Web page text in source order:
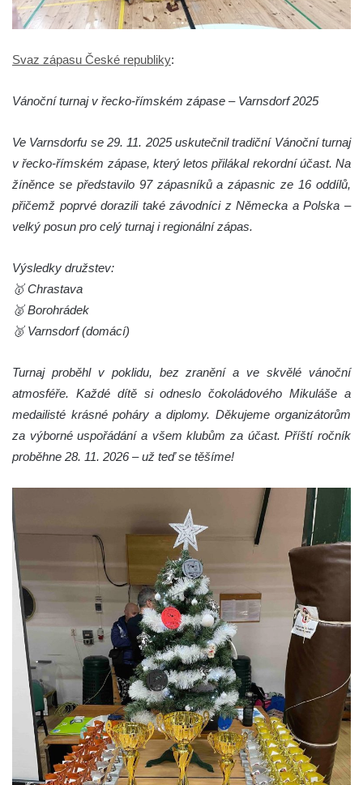
Svaz zápasu České republiky:
Vánoční turnaj v řecko-římském zápase – Varnsdorf 2025
Ve Varnsdorfu se 29. 11. 2025 uskutečnil tradiční Vánoční turnaj
v řecko-římském zápase, který letos přilákal rekordní účast. Na
žíněnce se představilo 97 zápasníků a zápasnic ze 16 oddílů,
přičemž poprvé dorazili také závodníci z Německa a Polska –
velký posun pro celý turnaj i regionální zápas.
Výsledky družstev:
🥇 Chrastava
🥈 Borohrádek
🥉 Varnsdorf (domácí)
Turnaj proběhl v poklidu, bez zranění a ve skvělé vánoční
atmosféře. Každé dítě si odneslo čokoládového Mikuláše a
medailisté krásné poháry a diplomy. Děkujeme organizátorům
za výborné uspořádání a všem klubům za účast. Příští ročník
proběhne 28. 11. 2026 – už teď se těšíme!